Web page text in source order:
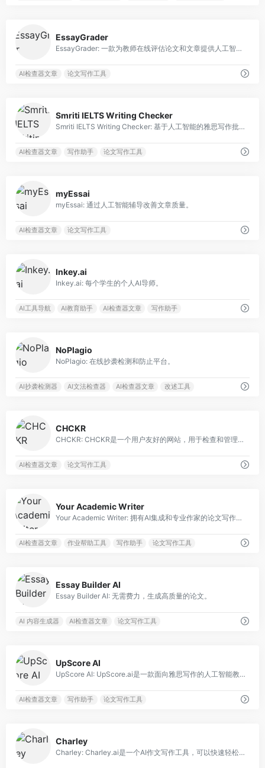
EssayGrader
EssayGrader: 一款为教师在线评估论文和文章提供人工智能反馈的工具。
AI检查器文章 论文写作工具
Smriti IELTS Writing Checker
Smriti IELTS Writing Checker: 基于人工智能的雅思写作批改工具，能够在2分钟内评估任务响应、词汇、连贯性和语法。
AI检查器文章 写作助手 论文写作工具
myEssai
myEssai: 通过人工智能辅导改善文章质量。
AI检查器文章 论文写作工具
Inkey.ai
Inkey.ai: 每个学生的个人AI导师。
AI工具导航 AI教育助手 AI检查器文章 写作助手
NoPlagio
NoPlagio: 在线抄袭检测和防止平台。
AI抄袭检测器 AI文法检查器 AI检查器文章 改述工具
CHCKR
CHCKR: CHCKR是一个用户友好的网站，用于检查和管理不同类型的数据。
AI检查器文章 论文写作工具
Your Academic Writer
Your Academic Writer: 拥有AI集成和专业作家的论文写作服务。
AI检查器文章 作业帮助工具 写作助手 论文写作工具
Essay Builder AI
Essay Builder AI: 无需费力，生成高质量的论文。
AI 内容生成器 AI检查器文章 论文写作工具
UpScore AI
UpScore AI: UpScore.ai是一款面向雅思写作的人工智能教育助手，提供反馈和模拟测试。
AI检查器文章 写作助手 论文写作工具
Charley
Charley: Charley.ai是一个AI作文写作工具，可以快速轻松地生成令人印象深刻的作文。